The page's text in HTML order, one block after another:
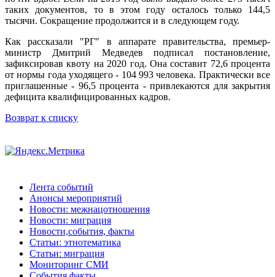
таких документов, то в этом году осталось только 144,5
тысячи. Сокращение продолжится и в следующем году.
Как рассказали "РГ" в аппарате правительства, премьер-
министр Дмитрий Медведев подписал постановление,
зафиксировав квоту на 2020 год. Она составит 72,6 процента
от нормы года уходящего - 104 993 человека. Практически все
приглашенные - 96,5 процента - привлекаются для закрытия
дефицита квалифицированных кадров.
Возврат к списку
Лента событий
Анонсы мероприятий
Новости: межнацотношения
Новости: миграция
Новости,события, факты
Статьи: этнотематика
Статьи: миграция
Мониторинг СМИ